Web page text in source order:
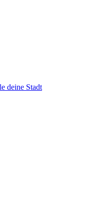
deine Stadt